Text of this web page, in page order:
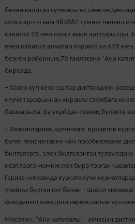
белән капитал суммасы ел саен
сумга артты һәм 483882 сумны тәшкил
капитал 23 мең сумга якын арттырылды.
өчен капитал алмаган очракта ул 639 мең
безнең районның 78 гаиләсенә “Ана
бирелде.
– Хәзер күп кенә эшләр дистанцион
итүче тарафыннан кирәкле службага
башкарыла. Бу уңайдан сезнең бүлектә
– Хезмәтләрнең күпчелеге проактив
бүген пенсияләрне һәм пособиеләрне
билгеләргә, элек билгеләнгән
исәпләргә мөмкинлек бирә торган
Гариза нигезендә күрсәтелүче
уңайлы булган юл белән – шәхси
фондының электрон сервисларын
Мәсәлән, “Ана капиталы” акчасын